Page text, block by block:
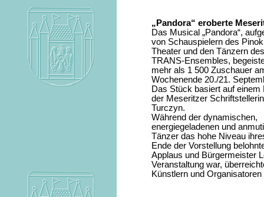
„Pandora“ eroberte
Das Musical „Pandora“,
von Schauspielern des
Theater und den Tänzern des
TRANS-Ensembles,
mehr als 1 500 Zuschauer
Wochenende 20./21.
Das Stück basiert auf einem
der Meseritzer
Turczyn.
Während der dynamischen,
energiegeladenen und
Tänzer das hohe Niveau
Ende der Vorstellung
Applaus und Bürgermeister
Veranstaltung war,
Künstlern und